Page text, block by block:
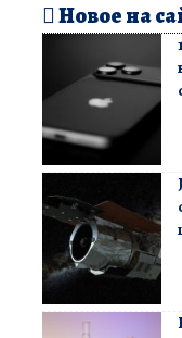
Новое на